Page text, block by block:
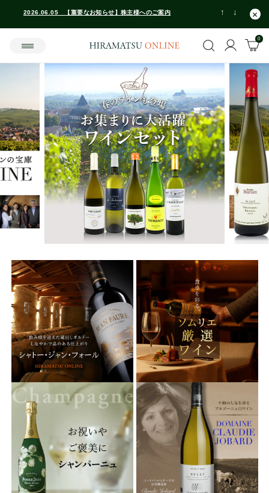
2026.06.05 【重要なお知らせ】株主様へのご案内
2026.06.05 【重要なお知らせ】株主様へのご案内
0